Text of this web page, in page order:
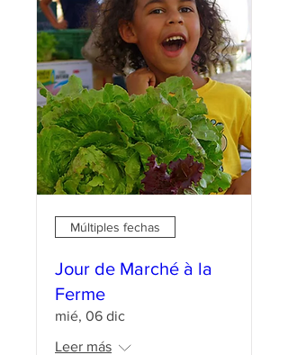
Múltiples fechas
Jour de Marché à la
Ferme
mié, 06 dic
Leer más